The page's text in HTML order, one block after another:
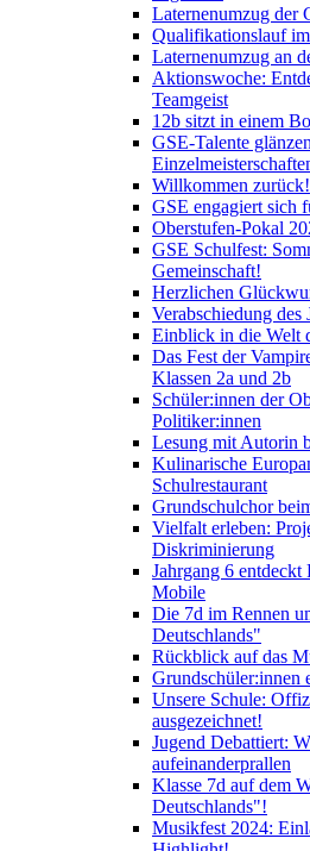
Laternenumzug der
Qualifikationslauf
Laternenumzug an
Aktionswoche:
Teamgeist
12b sitzt in einem
GSE-Talente
Willkommen zurück!
GSE engagiert sich
Oberstufen-Pokal
GSE Schulfest:
Gemeinschaft!
Herzlichen
Verabschiedung des
Einblick in die Welt
Das Fest der
Klassen 2a und 2b
Schüler:innen der
Politiker:innen
Lesung mit Autorin
Kulinarische
Schulrestaurant
Grundschulchor
Vielfalt erleben:
Diskriminierung
Jahrgang 6 entdeckt
Mobile
Die 7d im Rennen
Deutschlands"
Rückblick auf das
Grundschüler:innen
Unsere Schule:
ausgezeichnet!
Jugend Debattiert:
aufeinanderprallen
Klasse 7d auf dem
Deutschlands"!
Musikfest 2024: